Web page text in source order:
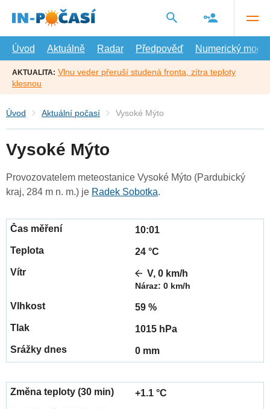
hlavní
Úvod
Aktuálně Radar Předpověď Numerický model
AKTUALITA: Vlnu veder přeruší studená fronta, zítra teploty
klesnou
Úvod Aktuální počasí Vysoké Mýto
Vysoké Mýto
Provozovatelem meteostanice Vysoké Mýto (Pardubický
kraj, 284 m n. m.) je Radek Sobotka.
10:01
24 °C
V, 0 km/h
Náraz: 0 km/h
59 %
1015 hPa
0 mm
+1.1 °C